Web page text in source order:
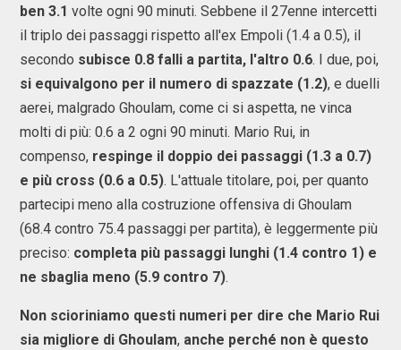
ben 3.1 volte ogni 90 minuti. Sebbene il 27enne intercetti
il triplo dei passaggi rispetto all'ex Empoli (1.4 a 0.5), il
secondo subisce 0.8 falli a partita, l'altro 0.6. I due, poi,
si equivalgono per il numero di spazzate (1.2), e duelli
aerei, malgrado Ghoulam, come ci si aspetta, ne vinca
molti di più: 0.6 a 2 ogni 90 minuti. Mario Rui, in
compenso, respinge il doppio dei passaggi (1.3 a 0.7)
e più cross (0.6 a 0.5). L'attuale titolare, poi, per quanto
partecipi meno alla costruzione offensiva di Ghoulam
(68.4 contro 75.4 passaggi per partita), è leggermente più
preciso: completa più passaggi lunghi (1.4 contro 1) e
ne sbaglia meno (5.9 contro 7).
Non scioriniamo questi numeri per dire che Mario Rui
sia migliore di Ghoulam, anche perché non è questo